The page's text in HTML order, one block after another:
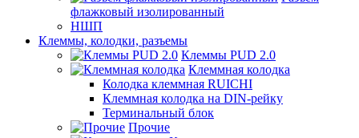
флажковый изолированный
НШП
Клеммы, колодки, разъемы
Клеммы PUD 2.0
Клеммная колодка
Колодка клеммная RUICHI
Клеммная колодка на DIN-рейку
Терминальный блок
Прочие